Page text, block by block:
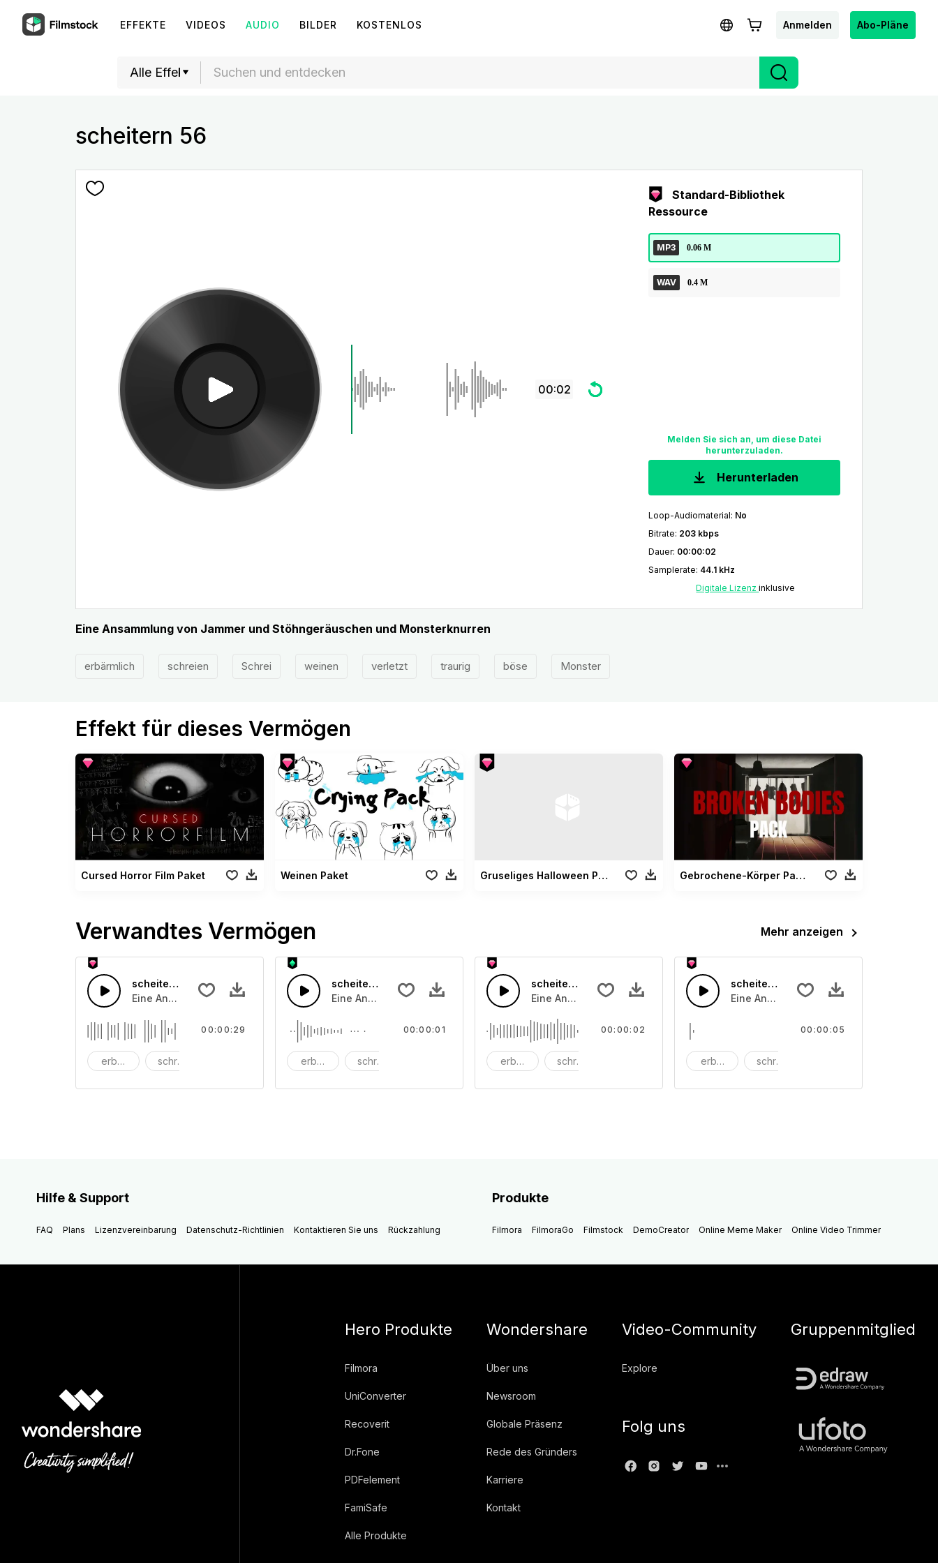
EFFEKTE VIDEOS AUDIO BILDER KOSTENLOS Anmelden Abo-Pläne
scheitern 56
00:02
Standard-Bibliothek
Ressource
MP3 0.06 M
WAV 0.4 M
Melden Sie sich an, um diese Datei
herunterzuladen.
Herunterladen
Loop-Audiomaterial: No
Bitrate: 203 kbps
Dauer: 00:00:02
Samplerate: 44.1 kHz
Digitale Lizenzinklusive
Eine Ansammlung von Jammer und Stöhngeräuschen und Monsterknurren
erbärmlich schreien Schrei weinen verletzt traurig böse Monster
Effekt für dieses Vermögen
Cursed Horror Film Paket Weinen Paket Gruseliges Halloween Paket Gebrochene-Körper Paket
Verwandtes Vermögen Mehr anzeigen
scheitern 57
Eine Ansammlung von Jammer und Stöhngeräuschen und Monsterknurren
erbärmlich schreien
00:00:29
scheitern 55
Eine Ansammlung von Jammer und Stöhngeräuschen und Monsterknurren
erbärmlich schreien
00:00:01
scheitern 54
Eine Ansammlung von Jammer und Stöhngeräuschen und Monsterknurren
erbärmlich schreien
00:00:02
scheitern 53
Eine Ansammlung von Jammer und
erbärmlich schreien
00:00:05
Hilfe & Support
FAQ Plans Lizenzvereinbarung Datenschutz-Richtlinien Kontaktieren Sie uns Rückzahlung
Produkte
Filmora FilmoraGo Filmstock DemoCreator Online Meme Maker Online Video Trimmer
Hero Produkte
Filmora
UniConverter
Recoverit
Dr.Fone
PDFelement
FamiSafe
Alle Produkte
Wondershare
Über uns
Newsroom
Globale Präsenz
Rede des Gründers
Karriere
Kontakt
Video-Community
Explore
Folg uns
Gruppenmitglied